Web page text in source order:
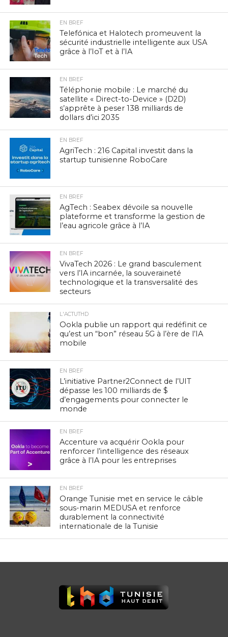
EN BREF
Telefónica et Halotech promeuvent la
sécurité industrielle intelligente aux USA
grâce à l’IoT et à l’IA
EN BREF
Téléphonie mobile : Le marché du
satellite « Direct-to-Device » (D2D)
s’apprête à peser 138 milliards de
dollars d’ici 2035
EN BREF
AgriTech : 216 Capital investit dans la
startup tunisienne RoboCare
EN BREF
AgTech : Seabex dévoile sa nouvelle
plateforme et transforme la gestion de
l’eau agricole grâce à l’IA
EN BREF
VivaTech 2026 : Le grand basculement
vers l’IA incarnée, la souveraineté
technologique et la transversalité des
secteurs
L'ACTUTHD
Ookla publie un rapport qui redéfinit ce
qu’est un “bon” réseau 5G à l’ère de l’IA
mobile
EN BREF
L’initiative Partner2Connect de l’UIT
dépasse les 100 milliards de $
d’engagements pour connecter le
monde
EN BREF
Accenture va acquérir Ookla pour
renforcer l’intelligence des réseaux
grâce à l’IA pour les entreprises
EN BREF
Orange Tunisie met en service le câble
sous-marin MEDUSA et renforce
durablement la connectivité
internationale de la Tunisie